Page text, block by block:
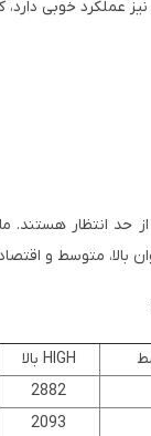
بالا، متوسط ​​و
HIGH بالا
2882
2093